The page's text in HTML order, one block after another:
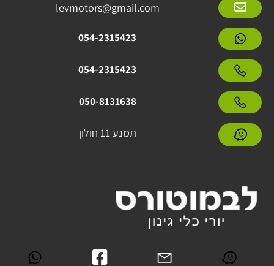
levmotors@gmail.com
054-2315423
054-2315423
050-8131638
תמנע 11 חולון